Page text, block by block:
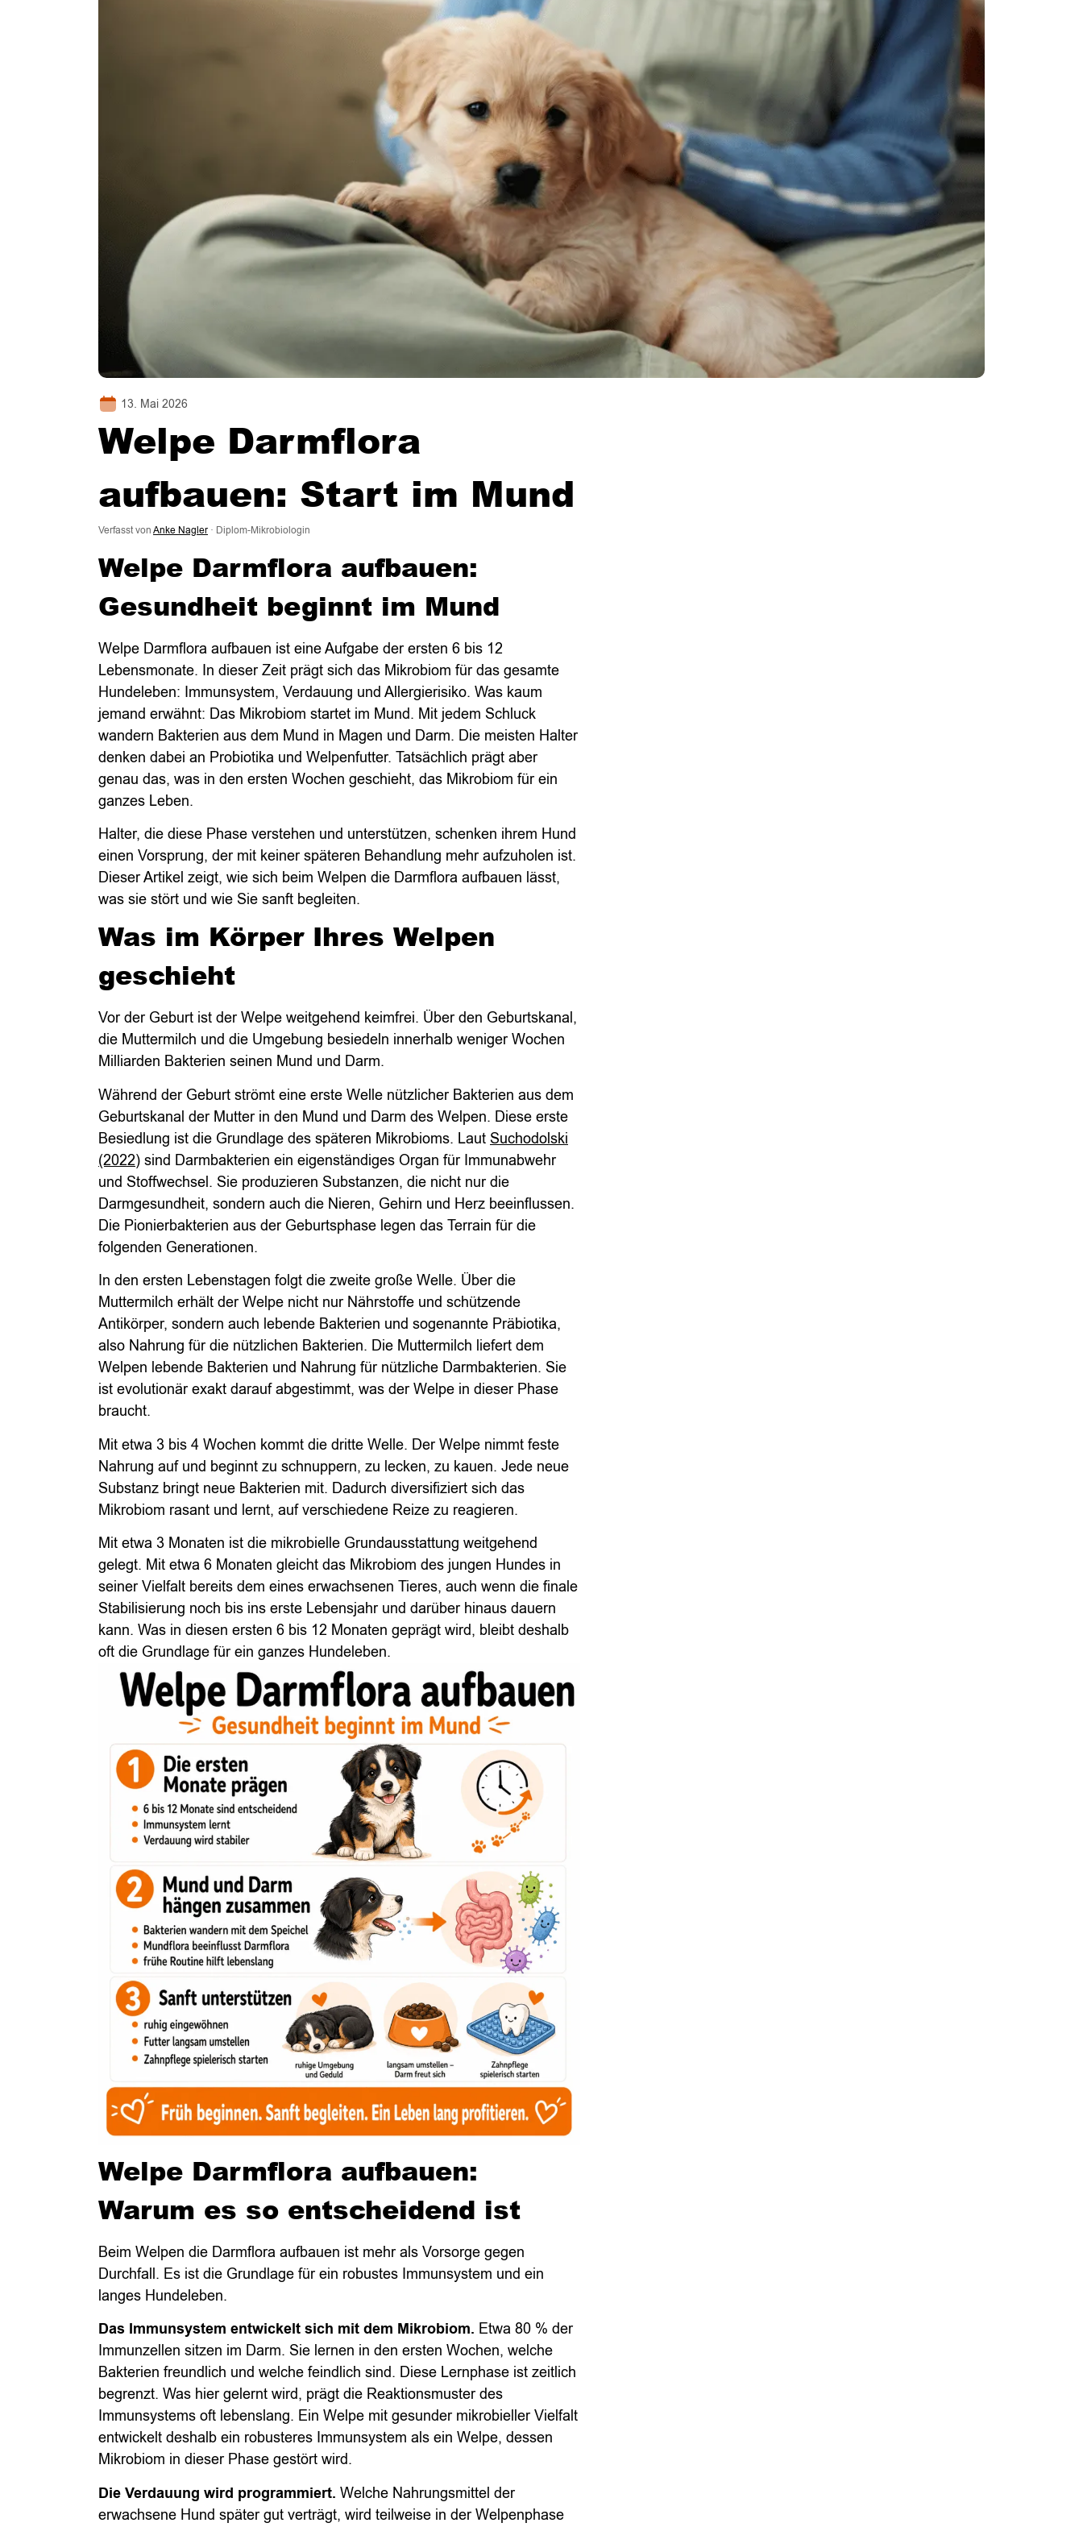
13. Mai 2026
Welpe Darmflora
aufbauen: Start im Mund
Verfasst vonAnke Nagler · Diplom-Mikrobiologin
Welpe Darmflora aufbauen:
Gesundheit beginnt im Mund
Welpe Darmflora aufbauen ist eine Aufgabe der ersten 6 bis 12
Lebensmonate. In dieser Zeit prägt sich das Mikrobiom für das gesamte
Hundeleben: Immunsystem, Verdauung und Allergierisiko. Was kaum
jemand erwähnt: Das Mikrobiom startet im Mund. Mit jedem Schluck
wandern Bakterien aus dem Mund in Magen und Darm. Die meisten Halter
denken dabei an Probiotika und Welpenfutter. Tatsächlich prägt aber
genau das, was in den ersten Wochen geschieht, das Mikrobiom für ein
ganzes Leben.
Halter, die diese Phase verstehen und unterstützen, schenken ihrem Hund
einen Vorsprung, der mit keiner späteren Behandlung mehr aufzuholen ist.
Dieser Artikel zeigt, wie sich beim Welpen die Darmflora aufbauen lässt,
was sie stört und wie Sie sanft begleiten.
Was im Körper Ihres Welpen
geschieht
Vor der Geburt ist der Welpe weitgehend keimfrei. Über den Geburtskanal,
die Muttermilch und die Umgebung besiedeln innerhalb weniger Wochen
Milliarden Bakterien seinen Mund und Darm.
Während der Geburt strömt eine erste Welle nützlicher Bakterien aus dem
Geburtskanal der Mutter in den Mund und Darm des Welpen. Diese erste
Besiedlung ist die Grundlage des späteren Mikrobioms. Laut Suchodolski
(2022) sind Darmbakterien ein eigenständiges Organ für Immunabwehr
und Stoffwechsel. Sie produzieren Substanzen, die nicht nur die
Darmgesundheit, sondern auch die Nieren, Gehirn und Herz beeinflussen.
Die Pionierbakterien aus der Geburtsphase legen das Terrain für die
folgenden Generationen.
In den ersten Lebenstagen folgt die zweite große Welle. Über die
Muttermilch erhält der Welpe nicht nur Nährstoffe und schützende
Antikörper, sondern auch lebende Bakterien und sogenannte Präbiotika,
also Nahrung für die nützlichen Bakterien. Die Muttermilch liefert dem
Welpen lebende Bakterien und Nahrung für nützliche Darmbakterien. Sie
ist evolutionär exakt darauf abgestimmt, was der Welpe in dieser Phase
braucht.
Mit etwa 3 bis 4 Wochen kommt die dritte Welle. Der Welpe nimmt feste
Nahrung auf und beginnt zu schnuppern, zu lecken, zu kauen. Jede neue
Substanz bringt neue Bakterien mit. Dadurch diversifiziert sich das
Mikrobiom rasant und lernt, auf verschiedene Reize zu reagieren.
Mit etwa 3 Monaten ist die mikrobielle Grundausstattung weitgehend
gelegt. Mit etwa 6 Monaten gleicht das Mikrobiom des jungen Hundes in
seiner Vielfalt bereits dem eines erwachsenen Tieres, auch wenn die finale
Stabilisierung noch bis ins erste Lebensjahr und darüber hinaus dauern
kann. Was in diesen ersten 6 bis 12 Monaten geprägt wird, bleibt deshalb
oft die Grundlage für ein ganzes Hundeleben.
Welpe Darmflora aufbauen:
Warum es so entscheidend ist
Beim Welpen die Darmflora aufbauen ist mehr als Vorsorge gegen
Durchfall. Es ist die Grundlage für ein robustes Immunsystem und ein
langes Hundeleben.
Das Immunsystem entwickelt sich mit dem Mikrobiom. Etwa 80 % der
Immunzellen sitzen im Darm. Sie lernen in den ersten Wochen, welche
Bakterien freundlich und welche feindlich sind. Diese Lernphase ist zeitlich
begrenzt. Was hier gelernt wird, prägt die Reaktionsmuster des
Immunsystems oft lebenslang. Ein Welpe mit gesunder mikrobieller Vielfalt
entwickelt deshalb ein robusteres Immunsystem als ein Welpe, dessen
Mikrobiom in dieser Phase gestört wird.
Die Verdauung wird programmiert. Welche Nahrungsmittel der
erwachsene Hund später gut verträgt, wird teilweise in der Welpenphase